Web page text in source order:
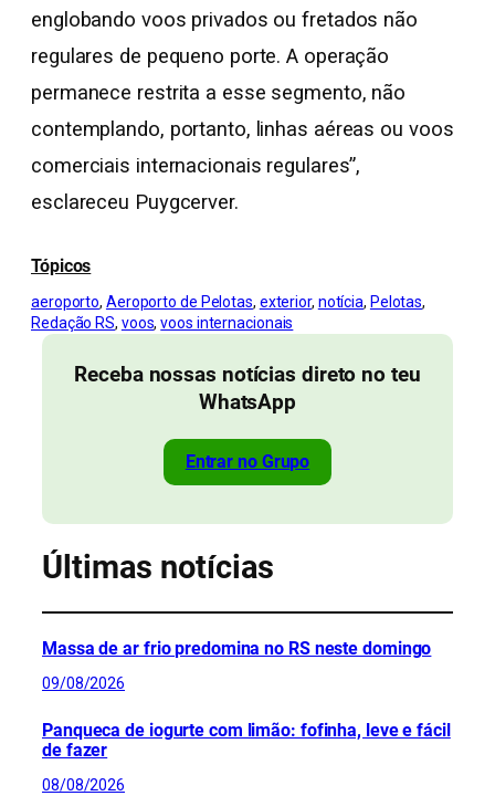
englobando voos privados ou fretados não
regulares de pequeno porte. A operação
permanece restrita a esse segmento, não
contemplando, portanto, linhas aéreas ou voos
comerciais internacionais regulares”,
esclareceu Puygcerver.
Tópicos
aeroporto, Aeroporto de Pelotas, exterior, notícia, Pelotas
Redação RS, voos, voos internacionais
Receba nossas notícias direto no teu
WhatsApp
Entrar no Grupo
Últimas notícias
Massa de ar frio predomina no RS neste domingo
09/08/2026
Panqueca de iogurte com limão: fofinha, leve e fácil
de fazer
08/08/2026